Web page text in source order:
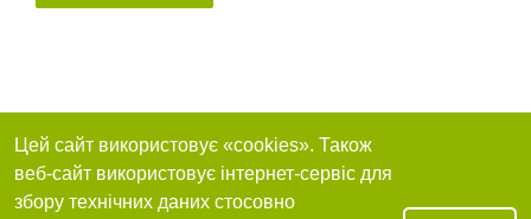
Цей сайт використовує «cookies». Також
веб-сайт використовує інтернет-сервіс для
збору технічних даних стосовно